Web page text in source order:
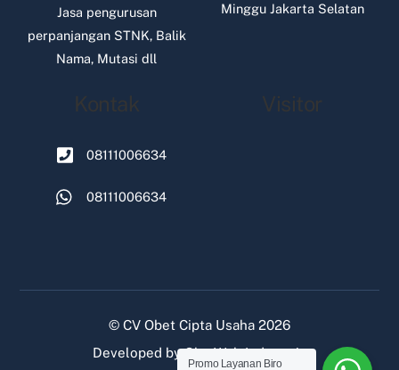
Jasa pengurusan
perpanjangan STNK, Balik
Nama, Mutasi dll
Minggu Jakarta Selatan
Kontak
08111006634
08111006634
Visitor
© CV Obet Cipta Usaha 2026
Developed byOke Web Indonesia
Promo Layanan Biro